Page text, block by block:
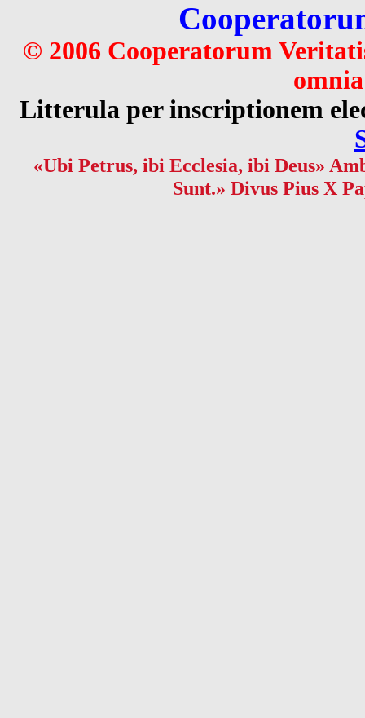
© 2006 Cooperatorum
Litterula per inscriptionem
«Ubi Petrus, ibi Ecclesia, ibi Deus»
Sunt.» Divus Pius X